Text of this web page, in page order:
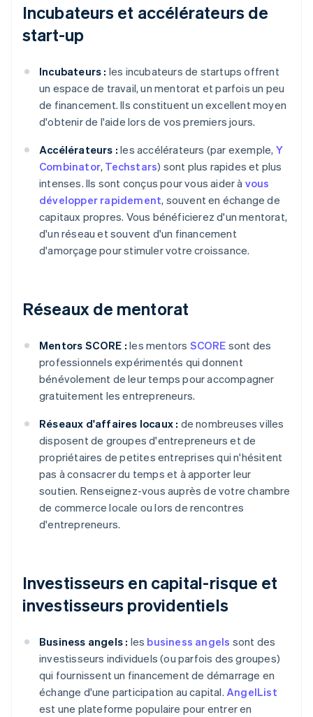
Incubateurs et accélérateurs de
start-up
Incubateurs : les incubateurs de startups offrent
un espace de travail, un mentorat et parfois un peu
de financement. Ils constituent un excellent moyen
d'obtenir de l'aide lors de vos premiers jours.
Accélérateurs : les accélérateurs (par exemple, Y
Combinator, Techstars) sont plus rapides et plus
intenses. Ils sont conçus pour vous aider à vous
développer rapidement, souvent en échange de
capitaux propres. Vous bénéficierez d'un mentorat,
d'un réseau et souvent d'un financement
d'amorçage pour stimuler votre croissance.
Réseaux de mentorat
Mentors SCORE : les mentors SCORE sont des
professionnels expérimentés qui donnent
bénévolement de leur temps pour accompagner
gratuitement les entrepreneurs.
Réseaux d'affaires locaux : de nombreuses villes
disposent de groupes d'entrepreneurs et de
propriétaires de petites entreprises qui n'hésitent
pas à consacrer du temps et à apporter leur
soutien. Renseignez-vous auprès de votre chambre
de commerce locale ou lors de rencontres
d'entrepreneurs.
Investisseurs en capital-risque et
investisseurs providentiels
Business angels : les business angels sont des
investisseurs individuels (ou parfois des groupes)
qui fournissent un financement de démarrage en
échange d'une participation au capital. AngelList
est une plateforme populaire pour entrer en